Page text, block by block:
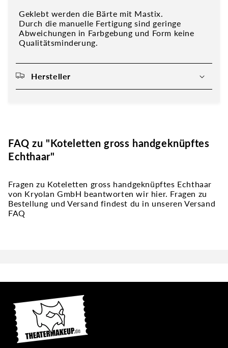
Geklebt werden die Bärte mit Mastix.
Durch die manuelle Fertigung sind geringe
Abweichungen in Farbgebung und Form keine
Qualitätsminderung.
Hersteller
FAQ zu "Koteletten gross handgeknüpftes
Echthaar"
Fragen zu Koteletten gross handgeknüpftes Echthaar
von Kryolan GmbH beantworten wir hier. Fragen zu
Bestellung und Versand findest du in unseren Versand
FAQ